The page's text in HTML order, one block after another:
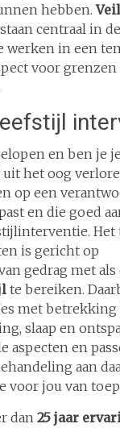
hebben.
centraal in de
werken in een
voor
en ben je je
uit het oog
op een
en die goed
Het
is gericht op
gedrag met
te bereiken.
met
slaap en
aspecten en
aan
voor jou van
dan 25 jaar